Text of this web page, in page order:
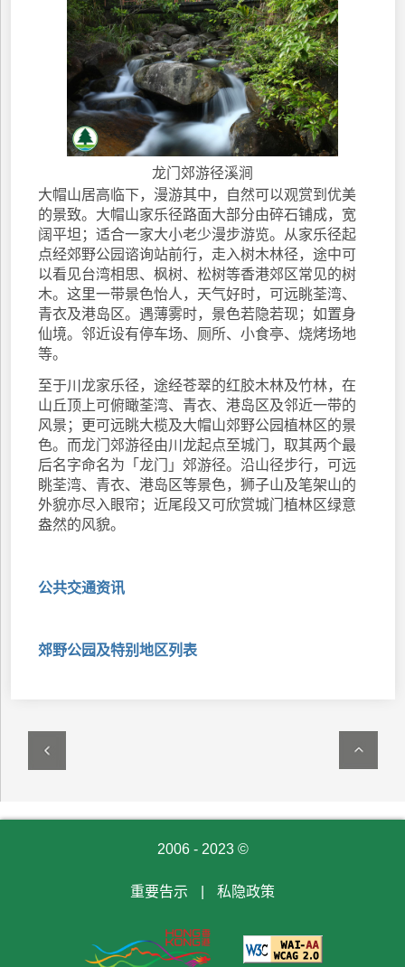
龙门郊游径溪涧
大帽山居高临下，漫游其中，自然可以观赏到优美
的景致。大帽山家乐径路面大部分由碎石铺成，宽
阔平坦；适合一家大小老少漫步游览。从家乐径起
点经郊野公园谘询站前行，走入树木林径，途中可
以看见台湾相思、枫树、松树等香港郊区常见的树
木。这里一带景色怡人，天气好时，可远眺荃湾、
青衣及港岛区。遇薄雾时，景色若隐若现；如置身
仙境。邻近设有停车场、厕所、小食亭、烧烤场地
等。
至于川龙家乐径，途经苍翠的红胶木林及竹林，在
山丘顶上可俯瞰荃湾、青衣、港岛区及邻近一带的
风景；更可远眺大榄及大帽山郊野公园植林区的景
色。而龙门郊游径由川龙起点至城门，取其两个最
后名字命名为「龙门」郊游径。沿山径步行，可远
眺荃湾、青衣、港岛区等景色，狮子山及笔架山的
外貌亦尽入眼帘；近尾段又可欣赏城门植林区绿意
盎然的风貌。
公共交通资讯
郊野公园及特别地区列表
2006 - 2023 ©
重要告示 私隐政策